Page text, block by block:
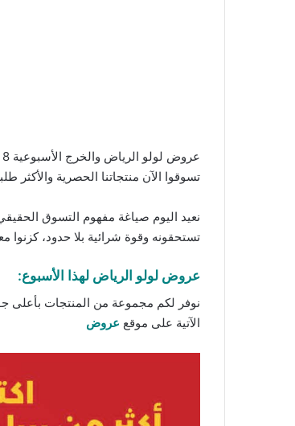
تسوقوا الآن منتجاتنا الحصرية والأكثر
نعيد اليوم صياغة مفهوم التسوق
تستحقونه وقوة شرائية بلا حدود، كزنوا
عروض لولو الرياض لهذا الأسبوع:
نوفر لكم مجموعة من المنتجات بأعلى
الآتية على موقع عروض